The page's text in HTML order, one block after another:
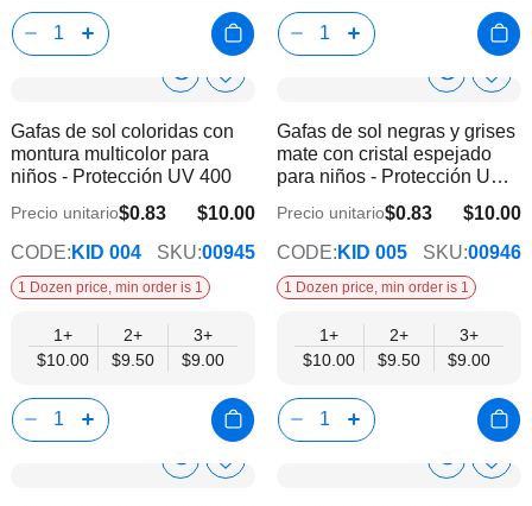
Show
Info
Añadir
la
de
deseos
Gafas de sol coloridas con
montura multicolor para
niños - Protección UV 400
$10.00
$9.00
Precio unitario$0.83
CODE: KID 004 SKU:00945
1 Dozen price, min order is 1
1+
$10.00
2+
$9.50
3+
$9.00
Show
Info la
lista
de
Gafas de sol negras y grises
mate con cristal espejado
para niños - Protección UV
$10.00
$9.00
Precio unitario$0.83
CODE: KID 005 SKU:00946
1 Dozen price, min order is 1
1+
$10.00
2+
$9.50
3+
$9.00
ShowAñadir
Show